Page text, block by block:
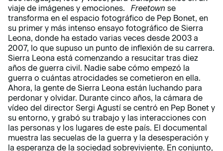
viaje de imágenes y emociones. Freetown se
transforma en el espacio fotográfico de Pep Bonet, en
su primer y más intenso ensayo fotográfico de Sierra
Leona, donde ha estado varias veces desde 2003 a
2007, lo que supuso un punto de inflexión de su carrera.
Sierra Leona está comenzando a resucitar tras diez
años de guerra civil. Nadie sabe cómo empezó la
guerra o cuántas atrocidades se cometieron en ella.
Ahora, la gente de Sierra Leona están luchando para
perdonar y olvidar. Durante cinco años, la cámara de
vídeo del director Sergi Agustí se centró en Pep Bonet y
su entorno, y grabó su trabajo y las interacciones con
las personas y los lugares de este país. El documental
muestra las secuelas de la guerra y la desesperación y
la esperanza de la sociedad sobreviviente. En conjunto,